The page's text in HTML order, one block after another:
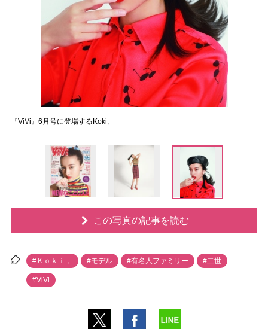
『ViVi』6月号に登場するKoki,
この写真の記事を読む
#Ｋｏｋｉ， #モデル #有名人ファミリー #二世
#ViVi